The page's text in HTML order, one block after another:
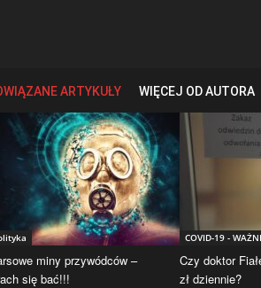
ARTYKUŁY WIĘCEJ OD AUTORA
miny przywódców –
się bać!!!
COVID-19 -
Czy doktor
zł dziennie?